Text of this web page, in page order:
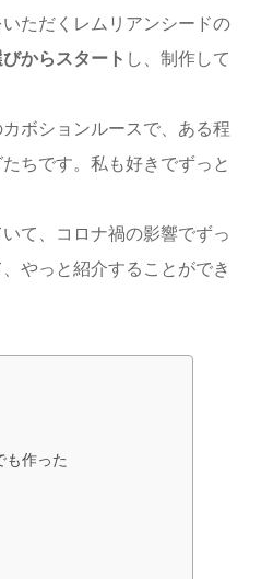
ただくレムリアンシードの
からスタート し、制作して
ボションルースで、ある程
ちです。私も好きでずっと
て、コロナ禍の影響でずっ
やっと紹介することができ
も作った